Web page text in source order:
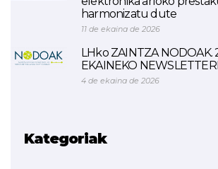
harmonizatu dute
11 de ekaina de 2026
LHko ZAINTZA NODOAK.
EKAINEKO
4 de ekaina de 2026
Kategoriak